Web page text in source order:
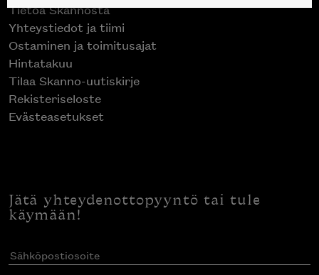
Tietoa Skannosta
Yhteystiedot ja tiimi
Ostaminen ja toimitusajat
Hintatakuu
Tilaa Skanno-uutiskirje
Rekisteriseloste
Evästeasetukset
Jätä yhteydenottopyyntö tai tule
käymään!
Sähköpostiosoite(Pakollinen)